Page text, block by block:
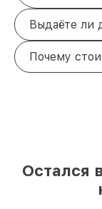
Выдаёте ли
Почему
Остался